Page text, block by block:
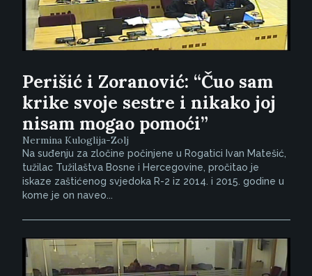
Perišić i Zoranović: “Čuo sam
krike svoje sestre i nikako joj
nisam mogao pomoći”
Nermina Kuloglija-Zolj
Na suđenju za zločine počinjene u Rogatici Ivan Matešić,
tužilac Tužilaštva Bosne i Hercegovine, pročitao je
iskaze zaštićenog svjedoka R-2 iz 2014. i 2015. godine u
kome je on naveo...